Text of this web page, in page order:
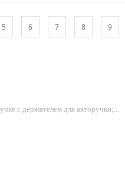
5 6 7 8 9
с держателем для авторучки;...